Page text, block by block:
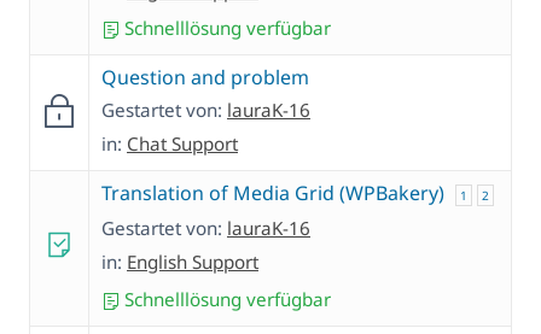
Schnelllösung verfügbar
Question and problem
Gestartet von: lauraK-16
in: Chat Support
Translation of Media Grid (WPBakery) 1 2
Gestartet von: lauraK-16
in: English Support
Schnelllösung verfügbar